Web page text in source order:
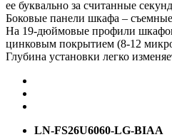
ее буквально за считанные
Боковые панели шкафа –
На 19-дюймовые профили
цинковым покрытием (8-12
Глубина установки легко
LN-FS26U6060-LG-BIAA